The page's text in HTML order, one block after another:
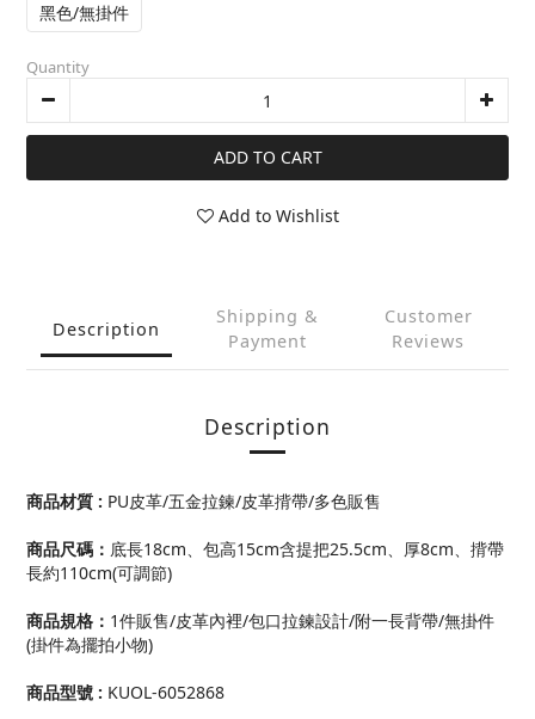
黑色/無掛件
Quantity
ADD TO CART
Add to Wishlist
Description
Shipping &
Payment
Customer
Reviews
Description
商品材質 : PU皮革/五金拉鍊/皮革揹帶/多色販售
商品尺碼： 底長18cm、包高15cm含提把25.5cm、厚8cm、揹帶
長約110cm(可調節)
商品規格： 1件販售/皮革內裡/包口拉鍊設計/附一長背帶/無掛件
(掛件為擺拍小物)
商品型號 : KUOL-6052868